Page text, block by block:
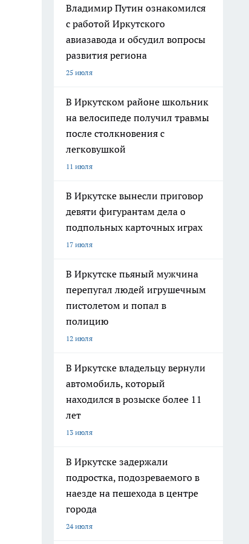
Владимир Путин ознакомился
с работой Иркутского
авиазавода и обсудил вопросы
развития региона
25 июля
В Иркутском районе школьник
на велосипеде получил травмы
после столкновения с
легковушкой
11 июля
В Иркутске вынесли приговор
девяти фигурантам дела о
подпольных карточных играх
17 июля
В Иркутске пьяный мужчина
перепугал людей игрушечным
пистолетом и попал в
полицию
12 июля
В Иркутске владельцу вернули
автомобиль, который
находился в розыске более 11
лет
13 июля
В Иркутске задержали
подростка, подозреваемого в
наезде на пешехода в центре
города
24 июля